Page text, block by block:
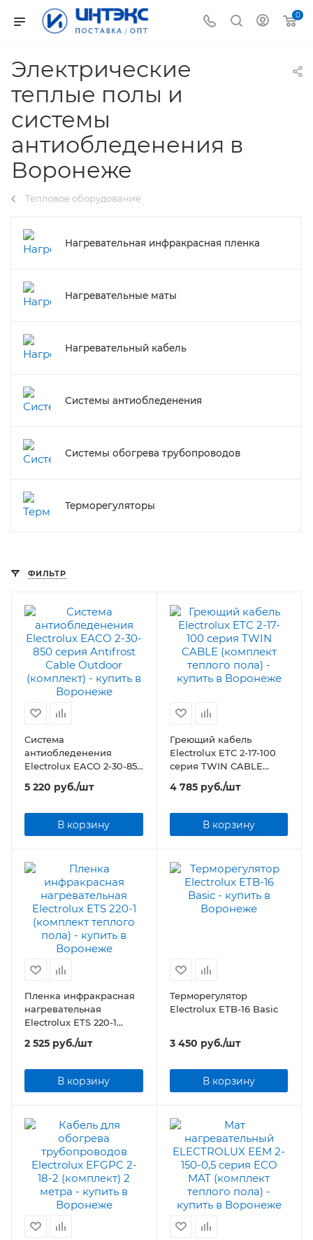
0
Электрические
теплые полы и
системы
антиобледенения в
Воронеже
Тепловое оборудование
Нагревательная инфракрасная пленка
Нагревательные маты
Нагревательный кабель
Системы антиобледенения
Системы обогрева трубопроводов
Терморегуляторы
ФИЛЬТР
Система
антиобледенения
Electrolux EACO 2-30-850
серия Antifrost Cable
Outdoor (комплект)
5 220 руб./шт
В корзину
Греющий кабель
Electrolux ETC 2-17-100
серия TWIN CABLE
(комплект теплого пола)
4 785руб./шт
В корзину
Пленка инфракрасная
нагревательная
Electrolux ETS 220-1
(комплект теплого пола)
2 525 руб./шт
В корзину
Терморегулятор
Electrolux ETB-16 Basic
3 450 руб./шт
В корзину